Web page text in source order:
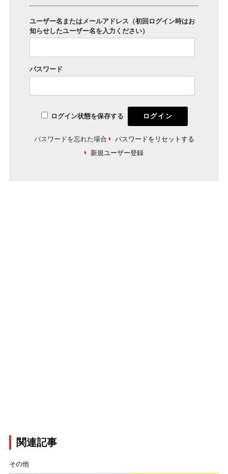
ユーザー名またはメールアドレス（初回ログイン時はお
知らせしたユーザー名を入力ください）
パスワード
ログイン状態を保存する
パスワードを忘れた場合
パスワードをリセットする
新規ユーザー登録
関連記事
その他